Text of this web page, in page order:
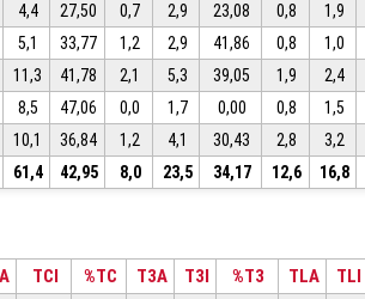
4,4 27,50 0,7 2,9 23,08 0,8 1,9
5,1 33,77 1,2 2,9 41,86 0,8 1,0
11,3 41,78 2,1 5,3 39,05 1,9 2,4
8,5 47,06 0,0 1,7 0,00 0,8 1,5
10,1 36,84 1,2 4,1 30,43 2,8 3,2
61,4 42,95 8,0 23,5 34,17 12,6 16,8
TCI %TC T3A T3I %T3 TLA TLI